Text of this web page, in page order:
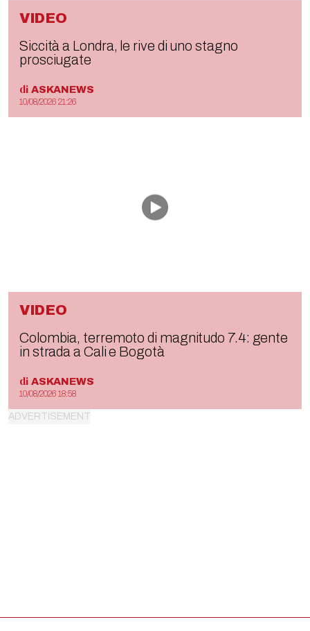
VIDEO
Siccità a Londra, le rive di uno stagno
prosciugate
di ASKANEWS
10/08/2026 21:26
VIDEO
Colombia, terremoto di magnitudo 7.4: gente
in strada a Cali e Bogotà
di ASKANEWS
10/08/2026 18:58